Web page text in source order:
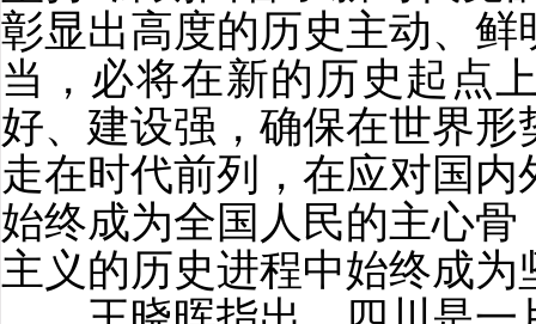
彰显出高度的历史主动、
当，必将在新的历史起点
好、建设强，确保在世界
走在时代前列，在应对国
始终成为全国人民的主心
主义的历史进程中始终成为